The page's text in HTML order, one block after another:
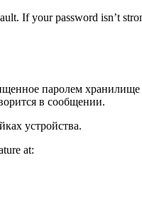
If your password isn’t
паролем
в сообщении.
устройства.
at: